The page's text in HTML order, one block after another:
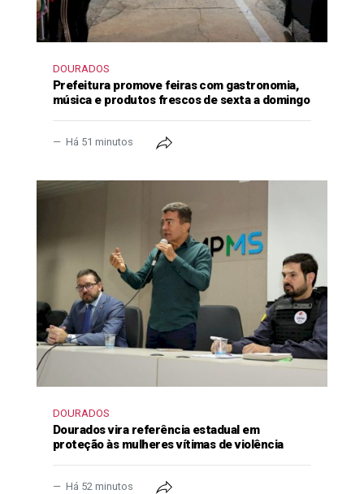
DOURADOS
Prefeitura promove feiras com gastronomia,
música e produtos frescos de sexta a domingo
Há 51 minutos
DOURADOS
Dourados vira referência estadual em
proteção às mulheres vítimas de violência
Há 52 minutos